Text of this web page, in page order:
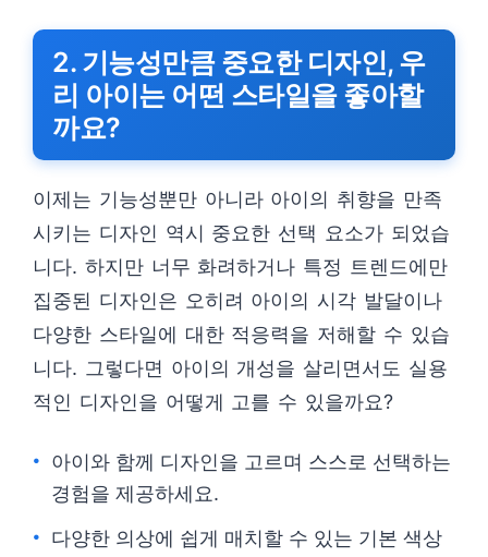
2. 기능성만큼 중요한 디자인, 우
리 아이는 어떤 스타일을 좋아할
까요?
이제는 기능성뿐만 아니라 아이의 취향을 만족
시키는 디자인 역시 중요한 선택 요소가 되었습
니다. 하지만 너무 화려하거나 특정 트렌드에만
집중된 디자인은 오히려 아이의 시각 발달이나
다양한 스타일에 대한 적응력을 저해할 수 있습
니다. 그렇다면 아이의 개성을 살리면서도 실용
적인 디자인을 어떻게 고를 수 있을까요?
아이와 함께 디자인을 고르며 스스로 선택하는
경험을 제공하세요.
다양한 의상에 쉽게 매치할 수 있는 기본 색상